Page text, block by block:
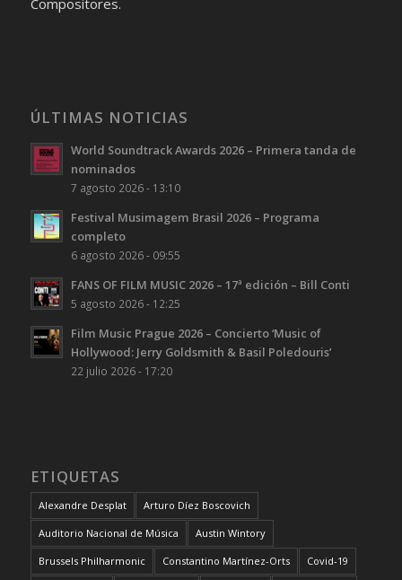
ÚLTIMAS NOTICIAS
World Soundtrack Awards 2026 – Primera tanda de
nominados
7 agosto 2026 - 13:10
Festival Musimagem Brasil 2026 – Programa
completo
6 agosto 2026 - 09:55
FANS OF FILM MUSIC 2026 – 17ª edición – Bill Conti
5 agosto 2026 - 12:25
Film Music Prague 2026 – Concierto ‘Music of
Hollywood: Jerry Goldsmith & Basil Poledouris’
22 julio 2026 - 17:20
ETIQUETAS
Alexandre Desplat Arturo Díez Boscovich
Auditorio Nacional de Música Austin Wintory
Brussels Philharmonic Constantino Martínez-Orts Covid-19